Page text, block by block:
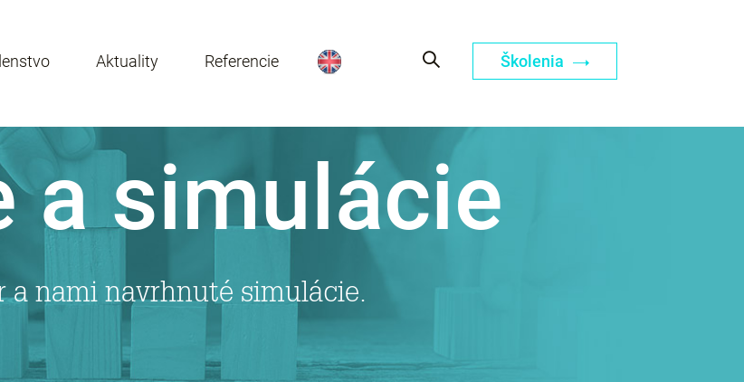
Aktuality Referencie Školenia
a simulácie
nami navrhnuté simulácie.